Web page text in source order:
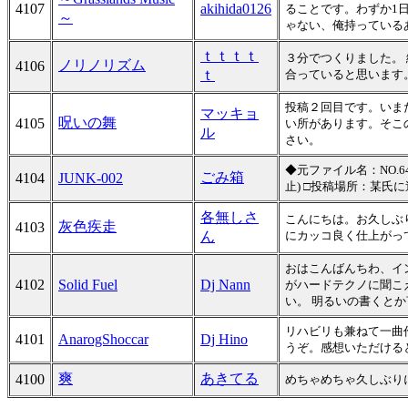
4107
～
akihida0126
ることです。わずか1
ゃない、俺持ってい
4106 ノリノリズム
ｔｔｔｔ
ｔ
３分でつくりました
合っていると思います
4105 呪いの舞
マッキョ
ル
投稿２回目です。い
い所があります。そ
さい。
4104 JUNK-002 ごみ箱
◆元ファイル名：
止) □投稿場所：某氏に
4103 灰色疾走
各無しさ
ん
こんにちは。お久し
にカッコ良く仕上が
4102 Solid Fuel Dj Nann
おはこんばんちわ、
がハードテクノに聞こ
い。 明るいの書くと
4101 AnarogShoccar Dj Hino
リハビリも兼ねて一
うぞ。感想いただけ
4100 爽 あきてる めちゃめちゃ久しぶ